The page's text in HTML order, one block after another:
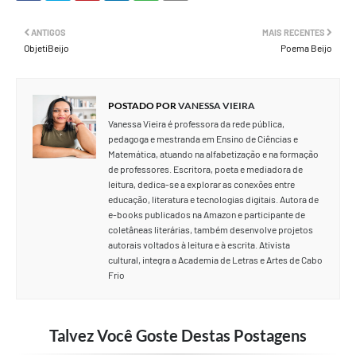
MAIS RECENTES
Poema Beijo
ANTIGOS
ObjetiBeijo
POSTADO PORVANESSA VIEIRA
Vanessa Vieira é professora da rede pública,
pedagoga e mestranda em Ensino de Ciências e
Matemática, atuando na alfabetização e na formação
de professores. Escritora, poeta e mediadora de
leitura, dedica-se a explorar as conexões entre
educação, literatura e tecnologias digitais. Autora de
e-books publicados na Amazon e participante de
coletâneas literárias, também desenvolve projetos
autorais voltados à leitura e à escrita. Ativista
cultural, integra a Academia de Letras e Artes de Cabo
Frio
Talvez Você Goste Destas Postagens